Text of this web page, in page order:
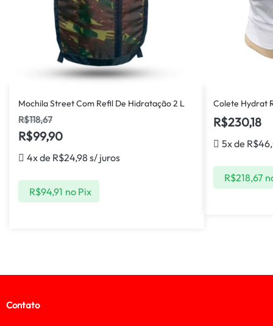
Mochila Street Com Refil De Hidratação 2 L
R$118,67
R$99,90
4x de R$24,98 s/ juros
R$94,91 no Pix
Colete Hydrat
R$230,18
5x de R$
R$218,67
Contato